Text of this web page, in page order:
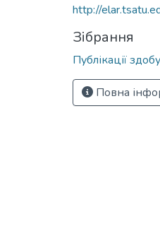
http://
Зібрання
Публікації
Повна